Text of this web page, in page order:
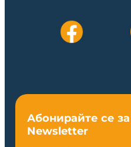
Абонирайте се за
Newsletter